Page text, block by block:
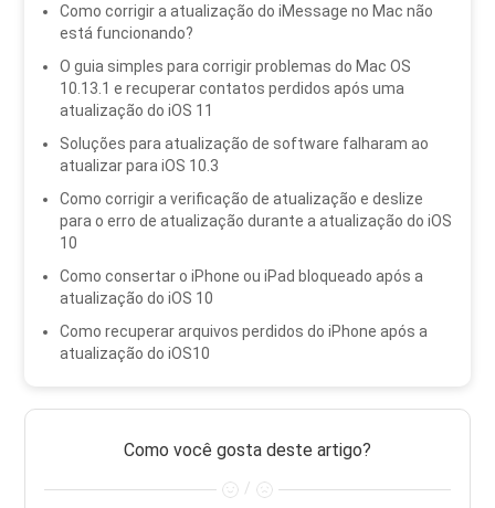
Como corrigir a atualização do iMessage no Mac não
está funcionando?
O guia simples para corrigir problemas do Mac OS
10.13.1 e recuperar contatos perdidos após uma
atualização do iOS 11
Soluções para atualização de software falharam ao
atualizar para iOS 10.3
Como corrigir a verificação de atualização e deslize
para o erro de atualização durante a atualização do iOS
10
Como consertar o iPhone ou iPad bloqueado após a
atualização do iOS 10
Como recuperar arquivos perdidos do iPhone após a
atualização do iOS10
Como você gosta deste artigo?
/